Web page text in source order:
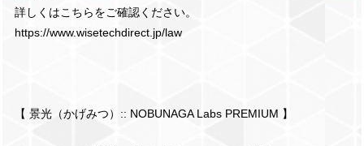
詳しくはこちらをご確認ください。
https://www.wisetechdirect.jp/law
【 景光（かげみつ）:: NOBUNAGA Labs PREMIUM 】